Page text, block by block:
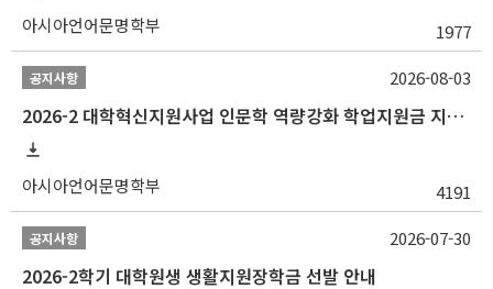
아시아언어문명학부 1977
공지사항
2026-2 대학혁신지원사업 인문학 역량강화 학업지원금 지원 선발 안내 (학/석/박사)
아시아언어문명학부 4191
2026-08-03
공지사항
2026-2학기 대학원생 생활지원장학금 선발 안내
2026-07-30